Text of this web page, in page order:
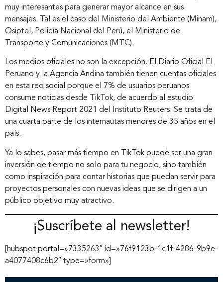
Contáctanos
muy interesantes para generar mayor alcance en sus
mensajes. Tal es el caso del Ministerio del Ambiente (Minam),
Osiptel, Policía Nacional del Perú, el Ministerio de
Transporte y Comunicaciones (MTC).
Los medios oficiales no son la excepción. El Diario Oficial El
Peruano y la Agencia Andina también tienen cuentas oficiales
en esta red social porque el 7% de usuarios peruanos
consume noticias desde TikTok, de acuerdo al estudio
Digital News Report 2021 del Instituto Reuters. Se trata de
una cuarta parte de los internautas menores de 35 años en el
país.
Ya lo sabes, pasar más tiempo en TikTok puede ser una gran
inversión de tiempo no solo para tu negocio, sino también
como inspiración para contar historias que puedan servir para
proyectos personales con nuevas ideas que se dirigen a un
público objetivo muy atractivo.
¡Suscríbete al newsletter!
[hubspot portal=»7335263″ id=»76f9123b-1c1f-4286-9b9e-
a4077408c6b2″ type=»form»]